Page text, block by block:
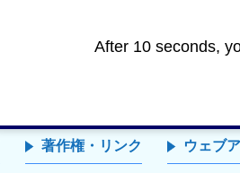
After 10 seconds,
著作権・リンク ウェブ